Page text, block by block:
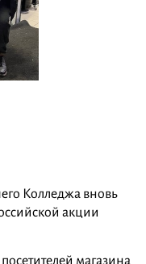
Колледжа вновь
акции
магазина